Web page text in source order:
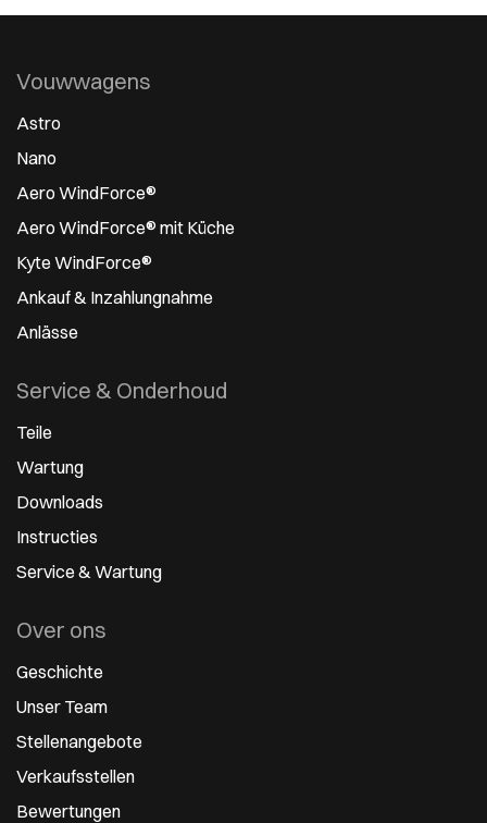
Vouwwagens
Astro
Nano
Aero WindForce®
Aero WindForce® mit Küche
Kyte WindForce®
Ankauf & Inzahlungnahme
Anlässe
Service & Onderhoud
Teile
Wartung
Downloads
Instructies
Service & Wartung
Over ons
Geschichte
Unser Team
Stellenangebote
Verkaufsstellen
Bewertungen